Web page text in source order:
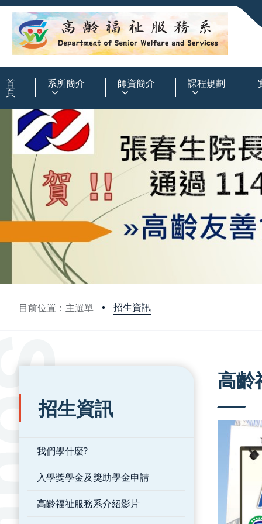
首
頁
系所簡介 師資簡介 課程規劃
目前位置：主選單 招生資訊
:::
招生資訊
我們學什麼?
入學獎學金及獎助學金申請
高齡福祉服務系介紹影片
高